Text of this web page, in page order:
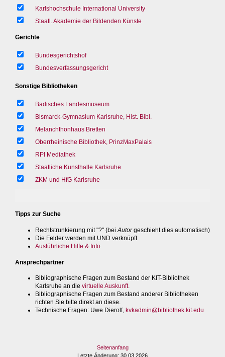
Karlshochschule International University
Staatl. Akademie der Bildenden Künste
Gerichte
Bundesgerichtshof
Bundesverfassungsgericht
Sonstige Bibliotheken
Badisches Landesmuseum
Bismarck-Gymnasium Karlsruhe, Hist. Bibl.
Melanchthonhaus Bretten
Oberrheinische Bibliothek, PrinzMaxPalais
RPI Mediathek
Staatliche Kunsthalle Karlsruhe
ZKM und HfG Karlsruhe
Tipps zur Suche
Rechtstrunkierung mit "?" (bei Autorgeschieht dies automatisch)
Die Felder werden mit UND verknüpft
Ausführliche Hilfe & Info
Ansprechpartner
Bibliographische Fragen zum Bestand der KIT-Bibliothek
Karlsruhe an die virtuelle Auskunft.
Bibliographische Fragen zum Bestand anderer Bibliotheken
richten Sie bitte direkt an diese.
Technische Fragen: Uwe Dierolf, kvkadmin@bibliothek.kit.edu
Seitenanfang
Letzte Änderung: 30.03.2026